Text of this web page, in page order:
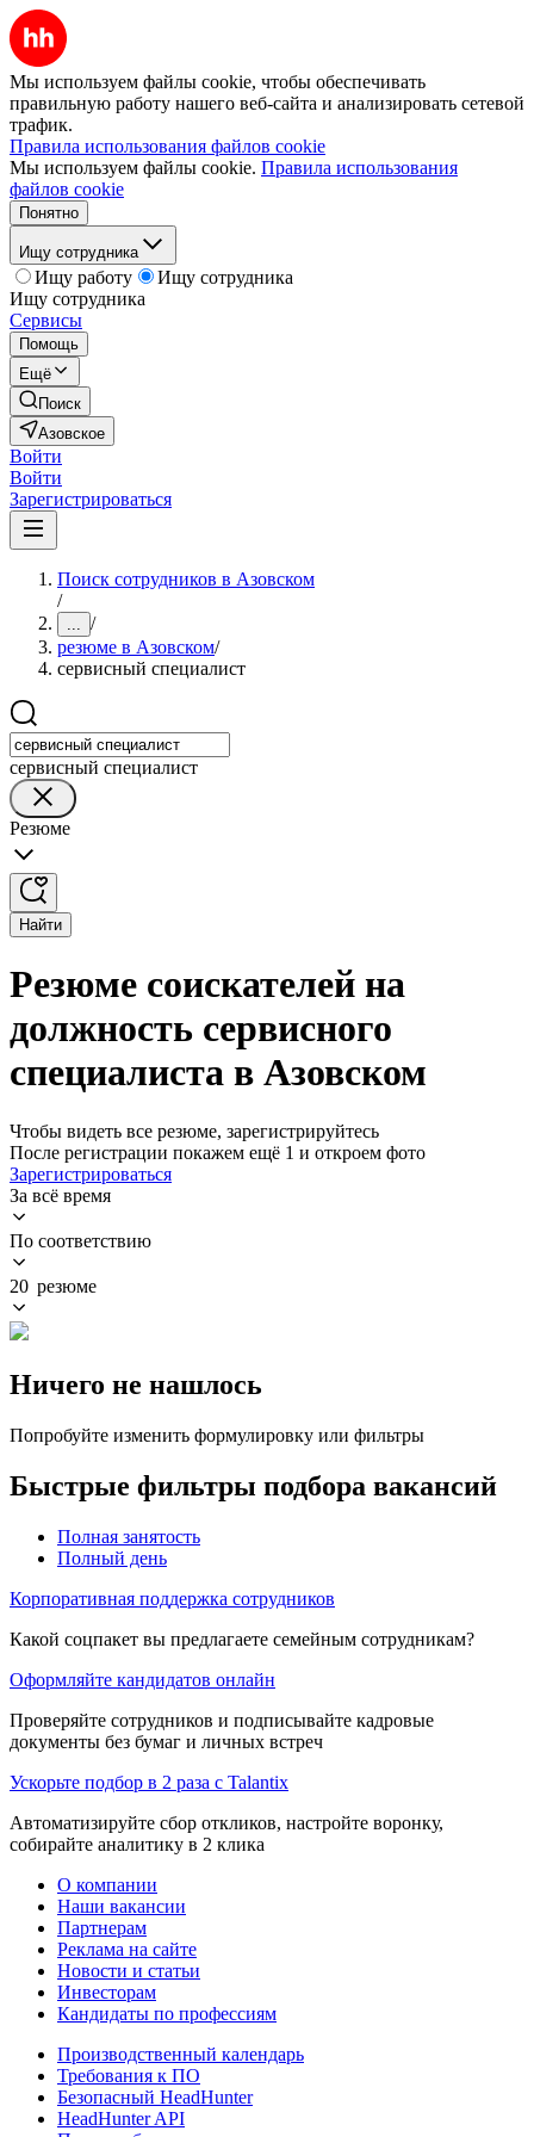
Мы используем файлы cookie, чтобы обеспечивать
правильную работу нашего веб-сайта и анализировать сетевой
трафик.
Правила использования файлов cookie
Мы используем файлы cookie. Правила использования
файлов cookie
Понятно
Ищу сотрудника
Ищу работу
Ищу сотрудника
Ищу сотрудника
Сервисы
Помощь
Ещё
Поиск
Азовское
Войти
Войти
Зарегистрироваться
Поиск сотрудников в Азовском
/
... /
резюме в Азовском/
сервисный специалист
сервисный специалист
Резюме
Найти
Резюме соискателей на
должность сервисного
специалиста в Азовском
Чтобы видеть все резюме, зарегистрируйтесь
После регистрации покажем ещё 1 и откроем фото
Зарегистрироваться
За всё время
По соответствию
20 резюме
Ничего не нашлось
Попробуйте изменить формулировку или фильтры
Быстрые фильтры подбора вакансий
Полная занятость
Полный день
Корпоративная поддержка сотрудников
Какой соцпакет вы предлагаете семейным сотрудникам?
Оформляйте кандидатов онлайн
Проверяйте сотрудников и подписывайте кадровые
документы без бумаг и личных встреч
Ускорьте подбор в 2 раза с Talantix
Автоматизируйте сбор откликов, настройте воронку,
собирайте аналитику в 2 клика
О компании
Наши вакансии
Партнерам
Реклама на сайте
Новости и статьи
Инвесторам
Кандидаты по профессиям
Производственный календарь
Требования к ПО
Безопасный HeadHunter
HeadHunter API